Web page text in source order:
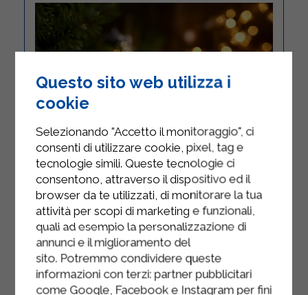
TRONCHETTO AL
Questo sito web utilizza i
cookie
Selezionando "Accetto il monitoraggio", ci
consenti di utilizzare cookie, pixel, tag e
tecnologie simili. Queste tecnologie ci
consentono, attraverso il dispositivo ed il
browser da te utilizzati, di monitorare la tua
attività per scopi di marketing e funzionali,
quali ad esempio la personalizzazione di
annunci e il miglioramento del
sito. Potremmo condividere queste
informazioni con terzi: partner pubblicitari
come Google, Facebook e Instagram per fini